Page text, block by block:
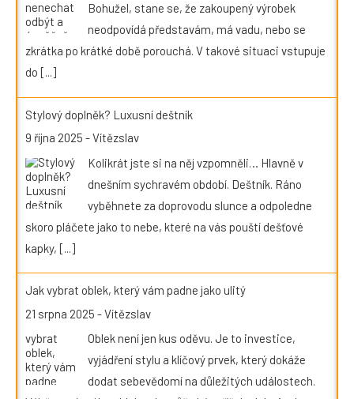
Bohužel, stane se, že zakoupený výrobek
neodpovídá představám, má vadu, nebo se
zkrátka po krátké době porouchá. V takové situaci vstupuje
do [...]
Stylový doplněk? Luxusní deštník
9 října 2025 -Vítězslav
Kolikrát jste si na něj vzpomněli… Hlavně v
dnešním sychravém období. Deštník. Ráno
vyběhnete za doprovodu slunce a odpoledne
skoro pláčete jako to nebe, které na vás pouští dešťové
kapky, [...]
Jak vybrat oblek, který vám padne jako ulitý
21 srpna 2025 -Vítězslav
Oblek není jen kus oděvu. Je to investice,
vyjádření stylu a klíčový prvek, který dokáže
dodat sebevědomí na důležitých událostech.